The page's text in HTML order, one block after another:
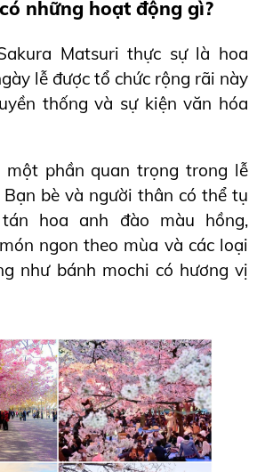
những hoạt động gì?
Matsuri thực sự là hoa
lễ được tổ chức rộng rãi này
thống và sự kiện văn hóa
phần quan trọng trong lễ
bè và người thân có thể tụ
hoa anh đào màu hồng,
ngon theo mùa và các loại
như bánh mochi có hương vị